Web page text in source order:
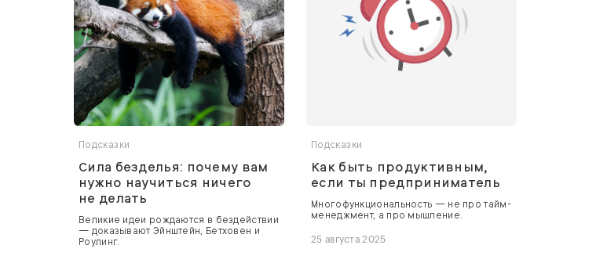
Подсказки
Сила безделья: почему вам
нужно научиться ничего
не делать
Великие идеи рождаются в бездействии
— доказывают Эйнштейн, Бетховен и
Роулинг.
Подсказки
Как быть продуктивным,
если ты предприниматель
Многофункциональность — не про тайм-
менеджмент, а про мышление.
25 августа 2025